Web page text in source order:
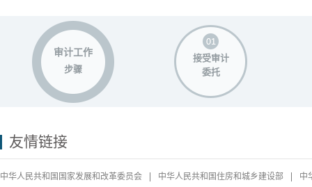
审计工作
步骤
接受审计
委托
友情链接
中华人民共和国国家发展和改革委员会 中华人民共和国住房和城乡建设部
中